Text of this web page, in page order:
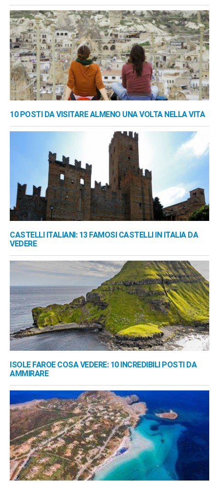
10 POSTI DA VISITARE ALMENO UNA VOLTA NELLA VITA
CASTELLI ITALIANI: 13 FAMOSI CASTELLI IN ITALIA DA
VEDERE
ISOLE FAROE COSA VEDERE: 10 INCREDIBILI POSTI DA
AMMIRARE